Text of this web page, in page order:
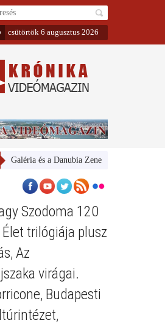
csütörtök 6 augusztus 2026
és a Danubia Zenekar
Szodoma 120
Élet trilógiája plusz
, Az
virágai.
, Budapesti
,